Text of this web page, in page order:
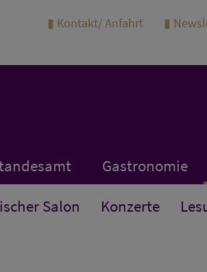
Kontakt/ Anfahrt
Gastronomie
Salon Konzerte